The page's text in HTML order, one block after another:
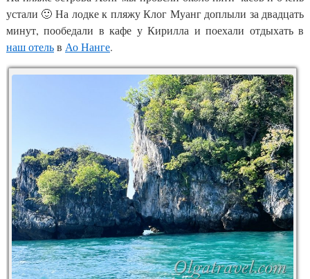
устали 🙂 На лодке к пляжу Клог Муанг доплыли за двадцать
минут, пообедали в кафе у Кирилла и поехали отдыхать в
наш отельв Ао Нанге.